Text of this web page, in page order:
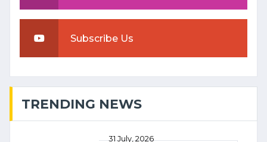
Subscribe Us
TRENDING NEWS
31 July, 2026